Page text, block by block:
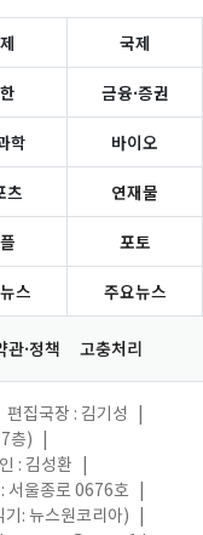
국제
금융·증권
학 바이오
츠 연재물
포토
스 주요뉴스
관·정책 고충처리
편집국장 : 김기성
층)
: 김성환
서울종로 0676호
: 뉴스원코리아)